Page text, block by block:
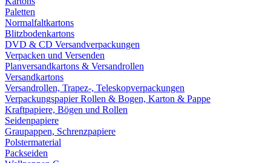
Paletten
Normalfaltkartons
Blitzbodenkartons
DVD & CD Versandverpackungen
Verpacken und Versenden
Planversandkartons & Versandrollen
Versandkartons
Versandrollen, Trapez-, Teleskopverpackungen
Verpackungspapier Rollen & Bogen, Karton & Pappe
Kraftpapiere, Bögen und Rollen
Seidenpapiere
Graupappen, Schrenzpapiere
Polstermaterial
Packseiden